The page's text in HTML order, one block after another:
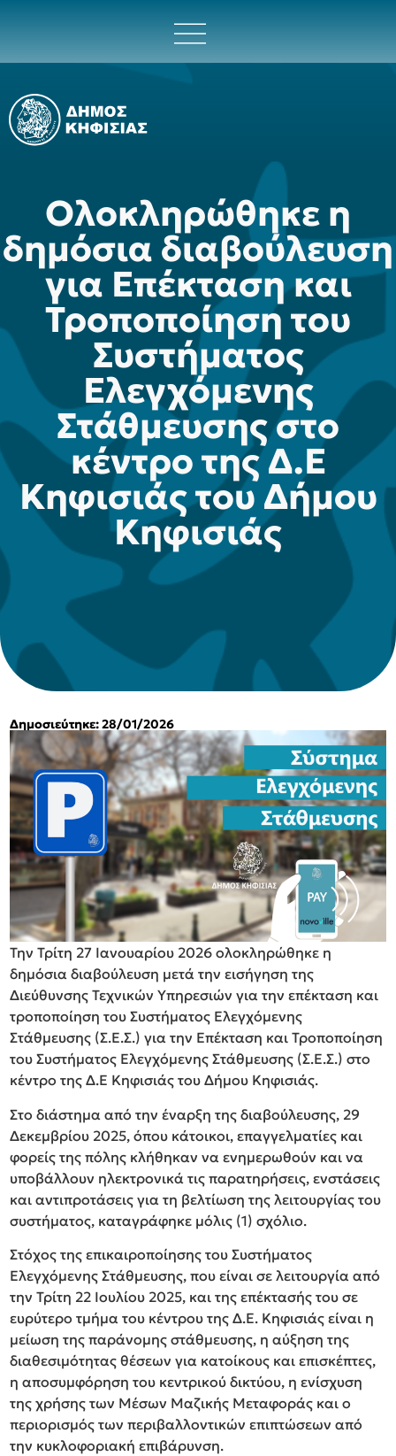
Ολοκληρώθηκε η
δημόσια διαβούλευση
για Επέκταση και
Τροποποίηση του
Συστήματος
Ελεγχόμενης
Στάθμευσης στο
κέντρο της Δ.Ε
Κηφισιάς του Δήμου
Κηφισιάς
Δημοσιεύτηκε: 28/01/2026
Την Τρίτη 27 Ιανουαρίου 2026 ολοκληρώθηκε η
δημόσια διαβούλευση μετά την εισήγηση της
Διεύθυνσης Τεχνικών Υπηρεσιών για την επέκταση και
τροποποίηση του Συστήματος Ελεγχόμενης
Στάθμευσης (Σ.Ε.Σ.) για την Επέκταση και Τροποποίηση
του Συστήματος Ελεγχόμενης Στάθμευσης (Σ.Ε.Σ.) στο
κέντρο της Δ.Ε Κηφισιάς του Δήμου Κηφισιάς.
Στο διάστημα από την έναρξη της διαβούλευσης, 29
Δεκεμβρίου 2025, όπου κάτοικοι, επαγγελματίες και
φορείς της πόλης κλήθηκαν να ενημερωθούν και να
υποβάλλουν ηλεκτρονικά τις παρατηρήσεις, ενστάσεις
και αντιπροτάσεις για τη βελτίωση της λειτουργίας του
συστήματος, καταγράφηκε μόλις (1) σχόλιο.
Στόχος της επικαιροποίησης του Συστήματος
Ελεγχόμενης Στάθμευσης, που είναι σε λειτουργία από
την Τρίτη 22 Ιουλίου 2025, και της επέκτασής του σε
ευρύτερο τμήμα του κέντρου της Δ.Ε. Κηφισιάς είναι η
μείωση της παράνομης στάθμευσης, η αύξηση της
διαθεσιμότητας θέσεων για κατοίκους και επισκέπτες,
η αποσυμφόρηση του κεντρικού δικτύου, η ενίσχυση
της χρήσης των Μέσων Μαζικής Μεταφοράς και ο
περιορισμός των περιβαλλοντικών επιπτώσεων από
την κυκλοφοριακή επιβάρυνση.